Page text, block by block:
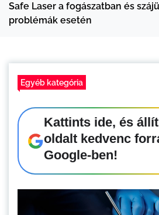
Safe Laser a fogászatban és
problémák esetén
Egyéb kategória
Kattints ide, és
oldalt kedvenc
Google-ben!